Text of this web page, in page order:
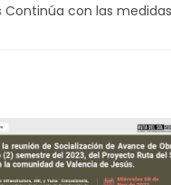
con las